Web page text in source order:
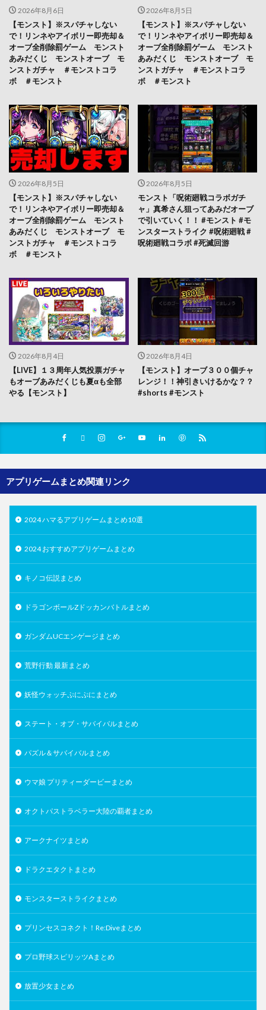
2026年8月6日
【モンスト】※スパチャしない
で！リンネやアイボリー即売却＆
オーブ全削除罰ゲーム モンスト
あみだくじ モンストオーブ モ
ンストガチャ ＃モンストコラ
ボ ＃モンスト
2026年8月5日
【モンスト】※スパチャしない
で！リンネやアイボリー即売却＆
オーブ全削除罰ゲーム モンスト
あみだくじ モンストオーブ モ
ンストガチャ ＃モンストコラ
ボ ＃モンスト
2026年8月5日
【モンスト】※スパチャしない
で！リンネやアイボリー即売却＆
オーブ全削除罰ゲーム モンスト
あみだくじ モンストオーブ モ
ンストガチャ ＃モンストコラ
ボ ＃モンスト
2026年8月5日
モンスト「呪術廻戦コラボガチ
ャ」真希さん狙ってあみだオーブ
で引いていく！！ #モンスト #モ
ンスターストライク #呪術廻戦 #
呪術廻戦コラボ #死滅回游
2026年8月4日
【LIVE】１３周年人気投票ガチャ
もオーブあみだくじも夏αも全部
やる【モンスト】
2026年8月4日
【モンスト】オーブ３００個チャ
レンジ！！神引きいけるかな？？
#shorts #モンスト
アプリゲームまとめ関連リンク
2024 ハマるアプリゲームまとめ10選
2024 おすすめアプリゲームまとめ
キノコ伝説まとめ
ドラゴンボールZドッカンバトルまとめ
ガンダムUCエンゲージまとめ
荒野行動 最新まとめ
妖怪ウォッチぷにぷにまとめ
ステート・オブ・サバイバルまとめ
パズル＆サバイバルまとめ
ウマ娘 プリティーダービーまとめ
オクトパストラベラー大陸の覇者まとめ
アークナイツまとめ
ドラクエタクトまとめ
モンスターストライクまとめ
プリンセスコネクト！Re:Diveまとめ
プロ野球スピリッツAまとめ
放置少女まとめ